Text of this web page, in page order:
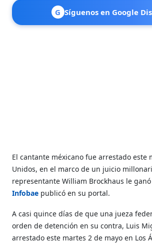
G Síguenos en Google
El cantante méxicano fue arrestado este
Unidos, en el marco de un juicio
representante William Brockhaus le
Infobae publicó en su portal.
A casi quince días de que una jueza
orden de detención en su contra, Luis
arrestado este martes 2 de mayo en Los